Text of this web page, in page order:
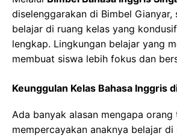
diselenggarakan di Bimbel Gianyar,
belajar di ruang kelas yang
lengkap. Lingkungan belajar yang
membuat siswa lebih fokus dan
Keunggulan Kelas Bahasa Inggris
Ada banyak alasan mengapa orang
mempercayakan anaknya belajar di